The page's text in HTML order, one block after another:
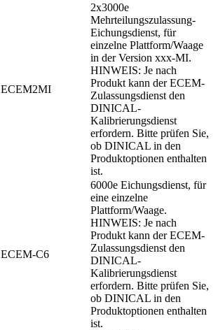
ECEM2MI
2x3000e
Mehrteilungszulassung-
Eichungsdienst, für
einzelne Plattform/Waage
in der Version xxx-MI.
HINWEIS: Je nach
Produkt kann der ECEM-
Zulassungsdienst den
DINICAL-
Kalibrierungsdienst
erfordern. Bitte prüfen Sie,
ob DINICAL in den
Produktoptionen enthalten
ist.
ECEM-C6
6000e Eichungsdienst, für
eine einzelne
Plattform/Waage.
HINWEIS: Je nach
Produkt kann der ECEM-
Zulassungsdienst den
DINICAL-
Kalibrierungsdienst
erfordern. Bitte prüfen Sie,
ob DINICAL in den
Produktoptionen enthalten
ist.